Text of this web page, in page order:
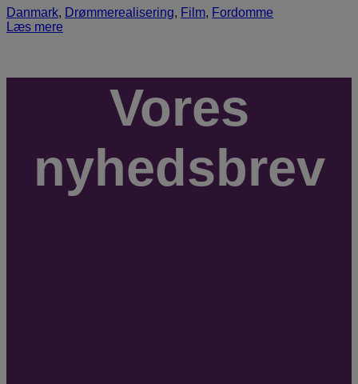
Danmark, Drømmerealisering, Film, Fordomme
Læs mere
Vores
nyhedsbrev